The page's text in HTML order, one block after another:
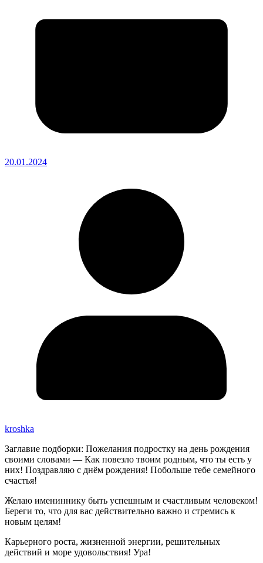
20.01.2024
kroshka
Заглавие подборки: Пожелания подростку на день рождения
своими словами — Как повезло твоим родным, что ты есть у
них! Поздравляю с днём рождения! Побольше тебе семейного
счастья!
Желаю имениннику быть успешным и счастливым человеком!
Береги то, что для вас действительно важно и стремись к
новым целям!
Карьерного роста, жизненной энергии, решительных
действий и море удовольствия! Ура!